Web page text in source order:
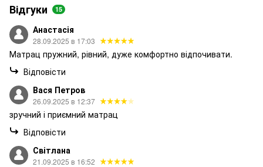
Відгуки 15
Анастасія
28.09.2025 в 17:03
Матрац пружний, рівний, дуже комфортно відпочивати.
Відповісти
Вася Петров
26.09.2025 в 12:37
зручний і приємний матрац
Відповісти
Світлана
21.09.2025 в 16:52